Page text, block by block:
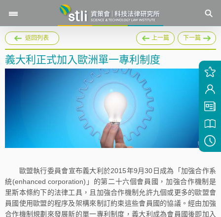
返回列表 上一篇 下一篇
義大利正式加入歐洲單一專利制度
歐盟執行委員會宣布義大利於2015年9月30日成為「加強合作系
統(enhanced corporation)」的第二十六個會員國，加強合作機制是
里斯本條約下的法律工具，且加強合作機制允許九個或更多的歐盟會
員國使用歐盟的程序及架構來制訂約束這些會員國的協議。經由加強
合作機制規劃來發展新的單一專利制度，義大利成為會員國後即加入